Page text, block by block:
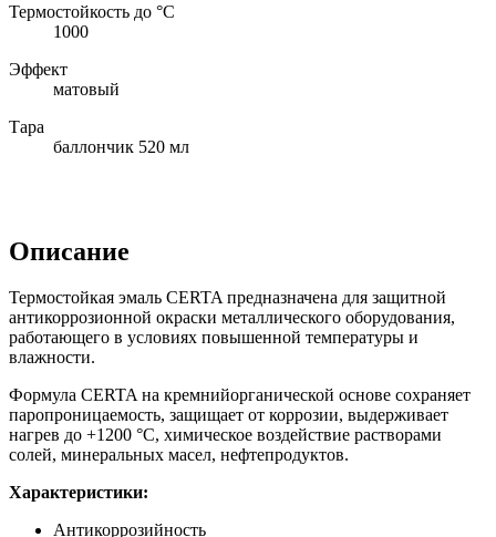
Термостойкость до °C
1000
Эффект
матовый
Тара
баллончик 520 мл
Описание
Термостойкая эмаль CERTA предназначена для защитной
антикоррозионной окраски металлического оборудования,
работающего в условиях повышенной температуры и
влажности.
Формула CERTA на кремнийорганической основе сохраняет
паропроницаемость, защищает от коррозии, выдерживает
нагрев до +1200 °С, химическое воздействие растворами
солей, минеральных масел, нефтепродуктов.
Характеристики:
Антикоррозийность